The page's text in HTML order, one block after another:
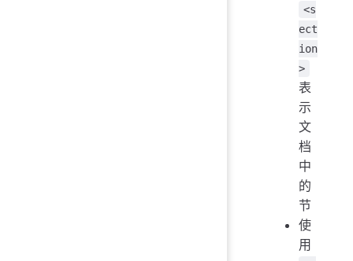
<s
ect
ion
>
表
示
文
档
中
的
节
使
用